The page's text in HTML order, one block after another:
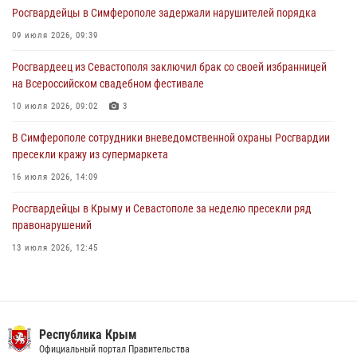
Поздравление начальника Главного управления Росгвардии по
Республике Крым и городу Севастополю с Днём образования СОБР
23 июля 2026, 03:38
Росгвардейцы в Симферополе задержали нарушителей порядка
09 июля 2026, 09:39
Росгвардеец из Севастополя заключил брак со своей избранницей
на Всероссийском свадебном фестивале
10 июля 2026, 09:02 3
В Симферополе сотрудники вневедомственной охраны Росгвардии
пресекли кражу из супермаркета
16 июля 2026, 14:09
Росгвардейцы в Крыму и Севастополе за неделю пресекли ряд
правонарушений
13 июля 2026, 12:45
В Ялте росгвардейцы задержали подозреваемого в краже
Республика Крым
Официальный портал Правительства